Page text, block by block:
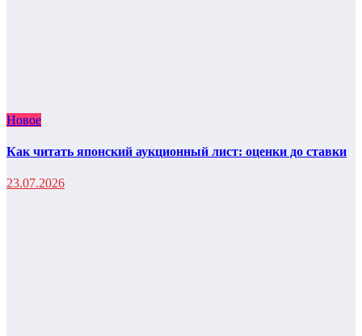
Новое
Как читать японский аукционный лист: оценки до ставки
23.07.2026